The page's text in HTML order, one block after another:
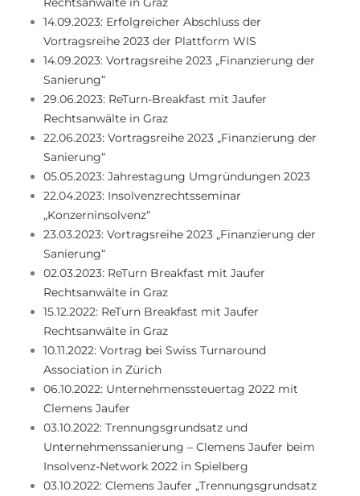
14.09.2023: Erfolgreicher Abschluss der
Vortragsreihe 2023 der Plattform WIS
14.09.2023: Vortragsreihe 2023 „Finanzierung der
Sanierung“
29.06.2023: ReTurn-Breakfast mit Jaufer
Rechtsanwälte in Graz
22.06.2023: Vortragsreihe 2023 „Finanzierung der
Sanierung“
05.05.2023: Jahrestagung Umgründungen 2023
22.04.2023: Insolvenzrechtsseminar
„Konzerninsolvenz“
23.03.2023: Vortragsreihe 2023 „Finanzierung der
Sanierung“
02.03.2023: ReTurn Breakfast mit Jaufer
Rechtsanwälte in Graz
15.12.2022: ReTurn Breakfast mit Jaufer
Rechtsanwälte in Graz
10.11.2022: Vortrag bei Swiss Turnaround
Association in Zürich
06.10.2022: Unternehmenssteuertag 2022 mit
Clemens Jaufer
03.10.2022: Trennungsgrundsatz und
Unternehmenssanierung – Clemens Jaufer beim
Insolvenz-Network 2022 in Spielberg
03.10.2022: Clemens Jaufer „Trennungsgrundsatz